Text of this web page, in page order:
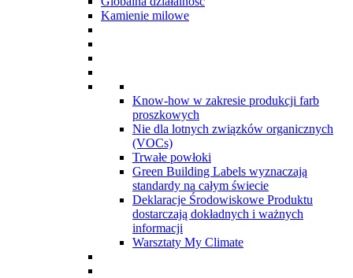
Kamienie milowe
Know-how w zakresie produkcji farb
proszkowych
Nie dla lotnych związków organicznych
(VOCs)
Trwałe powłoki
Green Building Labels wyznaczają
standardy na całym świecie
Deklaracje Środowiskowe Produktu
dostarczają dokładnych i ważnych
informacji
Warsztaty My Climate